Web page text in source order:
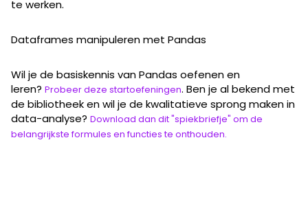
te werken.
Dataframes manipuleren met Pandas
Wil je de basiskennis van Pandas oefenen en
leren? Probeer deze startoefeningen. Ben je al bekend met
de bibliotheek en wil je de kwalitatieve sprong maken in
data-analyse? Download dan dit "spiekbriefje" om de
belangrijkste formules en functies te onthouden.